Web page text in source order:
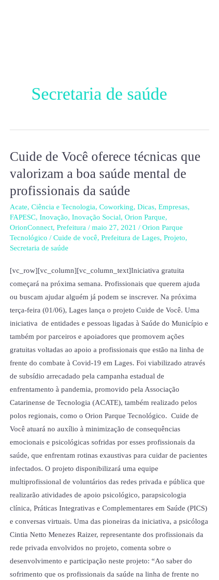
Secretaria de saúde
Cuide de Você oferece técnicas que
valorizam a boa saúde mental de
profissionais da saúde
Acate, Ciência e Tecnologia, Coworking, Dicas, Empresas,
FAPESC, Inovação, Inovação Social, Orion Parque,
OrionConnect, Prefeitura / maio 27, 2021 / Orion Parque
Tecnológico / Cuide de você, Prefeitura de Lages, Projeto,
Secretaria de saúde
[vc_row][vc_column][vc_column_text]Iniciativa gratuita
começará na próxima semana. Profissionais que querem ajuda
ou buscam ajudar alguém já podem se inscrever. Na próxima
terça-feira (01/06), Lages lança o projeto Cuide de Você. Uma
iniciativa de entidades e pessoas ligadas à Saúde do Município e
também por parceiros e apoiadores que promovem ações
gratuitas voltadas ao apoio a profissionais que estão na linha de
frente do combate à Covid-19 em Lages. Foi viabilizado através
de subsídio arrecadado pela campanha estadual de
enfrentamento à pandemia, promovido pela Associação
Catarinense de Tecnologia (ACATE), também realizado pelos
polos regionais, como o Orion Parque Tecnológico. Cuide de
Você atuará no auxílio à minimização de consequências
emocionais e psicológicas sofridas por esses profissionais da
saúde, que enfrentam rotinas exaustivas para cuidar de pacientes
infectados. O projeto disponibilizará uma equipe
multiprofissional de voluntários das redes privada e pública que
realizarão atividades de apoio psicológico, parapsicologia
clínica, Práticas Integrativas e Complementares em Saúde (PICS)
e conversas virtuais. Uma das pioneiras da iniciativa, a psicóloga
Cintia Netto Menezes Raizer, representante dos profissionais da
rede privada envolvidos no projeto, comenta sobre o
desenvolvimento e participação neste projeto: “Ao saber do
sofrimento que os profissionais da saúde na linha de frente no
Cuide
Você
oferece
técnicas
que
valorizam
a
saúde
mental
de
profissionais
da
saúde